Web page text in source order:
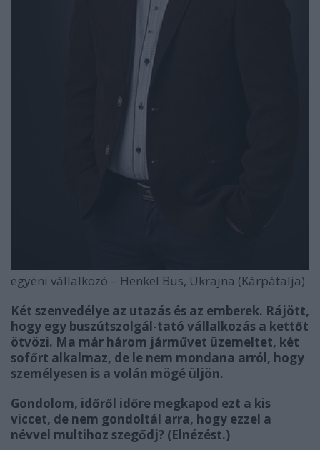
egyéni vállalkozó – Henkel Bus, Ukrajna (Kárpátalja)
Két szenvedélye az utazás és az emberek. Rájött,
hogy egy buszútszolgál-tató vállalkozás a kettőt
ötvözi. Ma már három járművet üzemeltet, két
sofőrt alkalmaz, de le nem mondana arról, hogy
személyesen is a volán mögé üljön.
Gondolom, időről időre megkapod ezt a kis
viccet, de nem gondoltál arra, hogy ezzel a
névvel multihoz szegődj? (Elnézést.)